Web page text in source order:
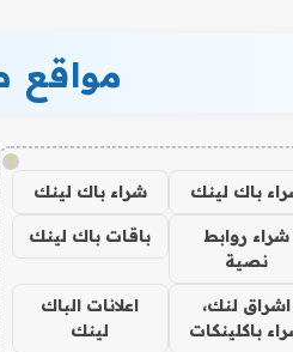
مواقع
!
باك لينك شراء باك لينك
شراء روابط
نصية
باقات باك لينك
اشراق لنك،
باكلينكات
اعلانات الباك
لينك